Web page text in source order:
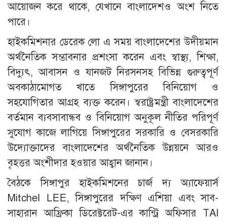
আয়োজন করে থাকে, যেখানে বাংলাদেশও অংশ নিতে
পারে।
হাইকমিশনার ডেরেক লো এ সময় বাংলাদেশের উদীয়মান
অর্থনৈতিক সম্ভাবনার প্রশংসা করেন এবং স্বাস্থ্য, শিক্ষা,
বিদ্যুৎ, আবাসন ও যানজট নিরসনসহ বিভিন্ন গুরুত্বপূর্ণ
অবকাঠামোগত খাতে সিঙ্গাপুরের বিনিয়োগ ও
সহযোগিতার আগ্রহ ব্যক্ত করেন। স্বরাষ্ট্রমন্ত্রী বাংলাদেশের
বর্তমান ব্যবসাবান্ধব ও বিনিয়োগ অনুকূল নীতির পরিপূর্ণ
সুযোগ কাজে লাগিয়ে সিঙ্গাপুরের সরকারি ও বেসরকারি
উদ্যোক্তাদের বাংলাদেশের অর্থনৈতিক উন্নয়নে আরও
বৃহত্তর অংশীদার হওয়ার আহ্বান জানান।
বৈঠকে সিঙ্গাপুর হাইকমিশনের চার্জ দ্য অ্যাফেয়ার্স
Mitchel LEE, সিঙ্গাপুরের দক্ষিণ এশিয়া এবং সাব-
সাহারান আফ্রিকা ডিরেক্টরেট-এর কান্ট্রি অফিসার TAI